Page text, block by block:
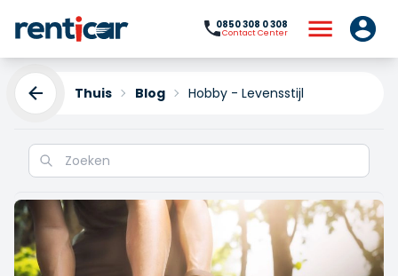
0850 308 0 308
Contact Center
Thuis Blog Hobby - Levensstijl